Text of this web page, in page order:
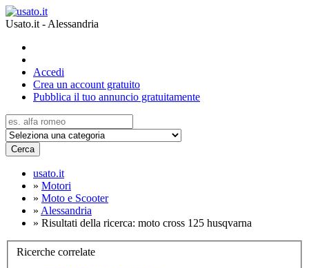
Usato.it - Alessandria
Accedi
Crea un account gratuito
Pubblica il tuo annuncio gratuitamente
Cerca
usato.it
» Motori
» Moto e Scooter
» Alessandria
» Risultati della ricerca: moto cross 125 husqvarna
Ricerche correlate